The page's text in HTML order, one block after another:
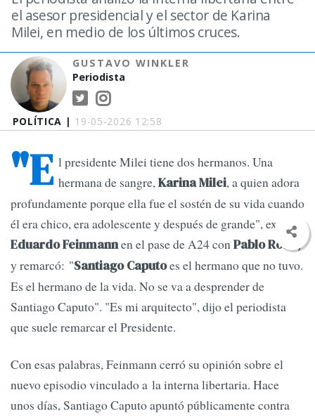
POLÍTICA | 19-05-2026 12:58
el asesor presidencial y el sector de Karina
Milei, en medio de los últimos cruces.
GUSTAVO WINKLER
Periodista
"E l presidente Milei tiene dos hermanos. Una
hermana de sangre,Karina Milei, a quien adora
profundamente porque ella fue el sostén de su vida cuando
él era chico, era adolescente y después de grande", explicó
Eduardo Feinmannen el pase de A24 conPablo Rossi,
y remarcó: "Santiago Caputoes el hermano que no tuvo.
Es el hermano de la vida. No se va a desprender de
Santiago Caputo". "Es mi arquitecto", dijo el periodista
que suele remarcar el Presidente.
Con esas palabras, Feinmann cerró su opinión sobre el
nuevo episodio vinculado a la interna libertaria. Hace
unos días, Santiago Caputo apuntó públicamente contra